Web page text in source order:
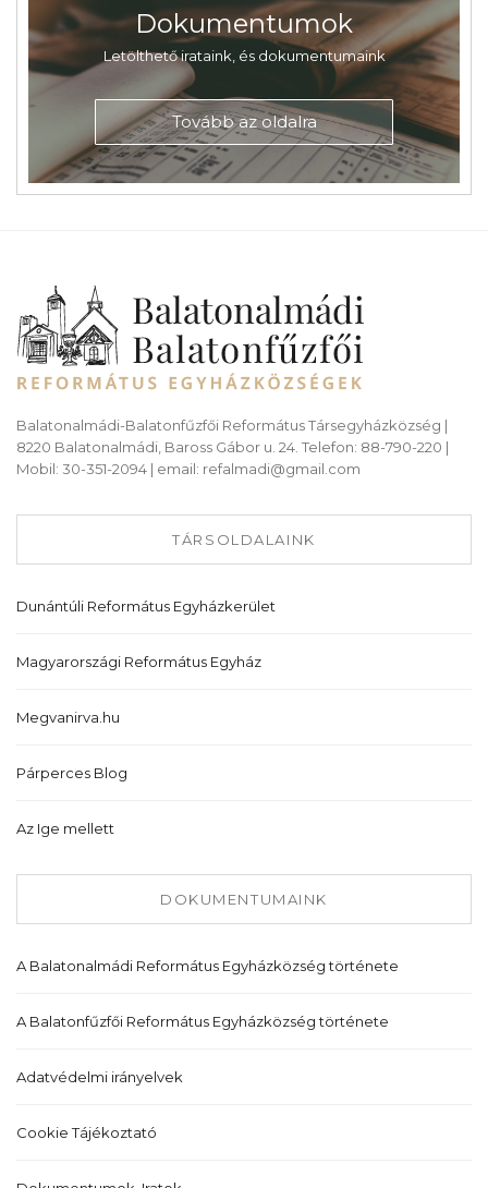
Dokumentumok
Letölthető irataink, és dokumentumaink
Tovább az oldalra
Balatonalmádi-Balatonfűzfői Református Társegyházközség |
8220 Balatonalmádi, Baross Gábor u. 24. Telefon: 88-790-220 |
Mobil: 30-351-2094 | email: refalmadi@gmail.com
TÁRSOLDALAINK
Dunántúli Református Egyházkerület
Magyarországi Református Egyház
Megvanirva.hu
Párperces Blog
Az Ige mellett
DOKUMENTUMAINK
A Balatonalmádi Református Egyházközség története
A Balatonfűzfői Református Egyházközség története
Adatvédelmi irányelvek
Cookie Tájékoztató